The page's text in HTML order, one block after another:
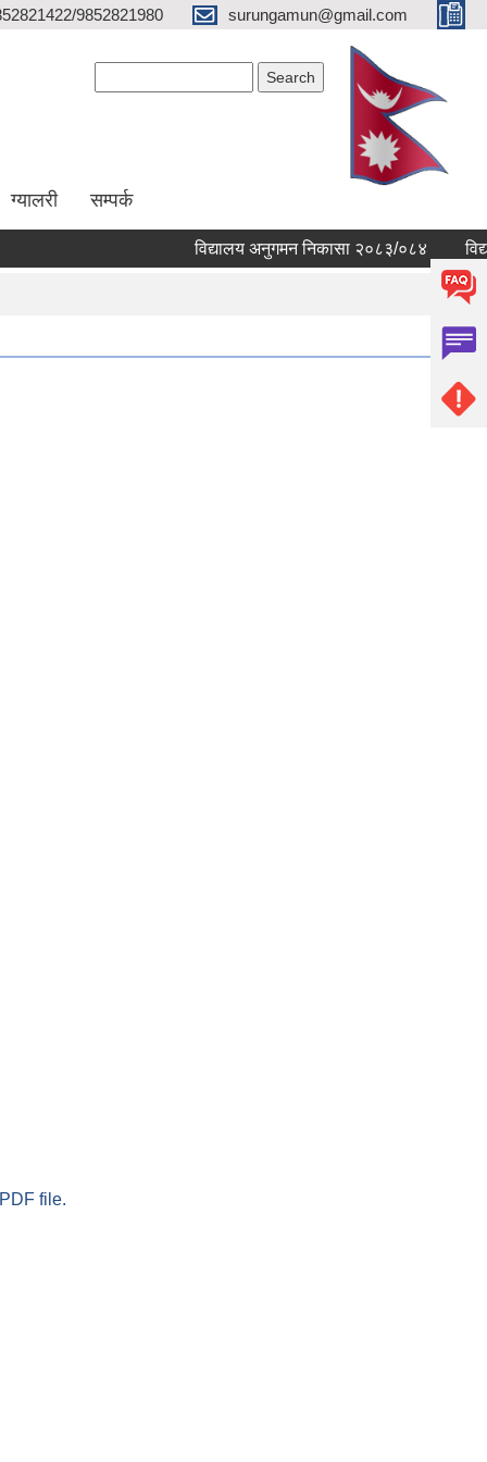
9852821980 surungamun@gmail.com
ग्यालरी सम्पर्क
विद्यालय अनुगमन निकासा २०८३/०८४
file.